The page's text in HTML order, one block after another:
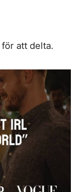
för att delta.